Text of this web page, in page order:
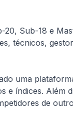
20, Sub-18 e
técnicos,
uma
e índices.
de